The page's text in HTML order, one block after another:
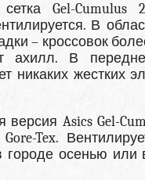
Gel-Cumulus
В
– кроссовок
ахилл. В
никаких жестких
Asics Gel-
Tex.
городе осенью или